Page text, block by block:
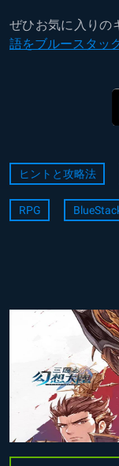
ぜひお気に入りの
語をブルースタッ
ヒントと攻略法
RPG